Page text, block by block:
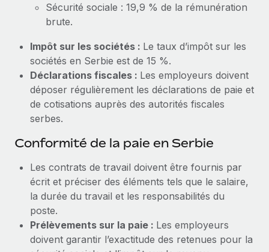
Sécurité sociale : 19,9 % de la rémunération
brute.
Impôt sur les sociétés : Le taux d’impôt sur les
sociétés en Serbie est de 15 %.
Déclarations fiscales : Les employeurs doivent
déposer régulièrement les déclarations de paie et
de cotisations auprès des autorités fiscales
serbes.
Conformité de la paie en Serbie
Les contrats de travail doivent être fournis par
écrit et préciser des éléments tels que le salaire,
la durée du travail et les responsabilités du
poste.
Prélèvements sur la paie : Les employeurs
doivent garantir l’exactitude des retenues pour la